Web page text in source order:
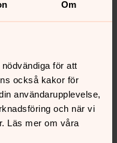
Om
för att
också kakor för
användarupplevelse,
och när vi
Läs mer om våra
Bild